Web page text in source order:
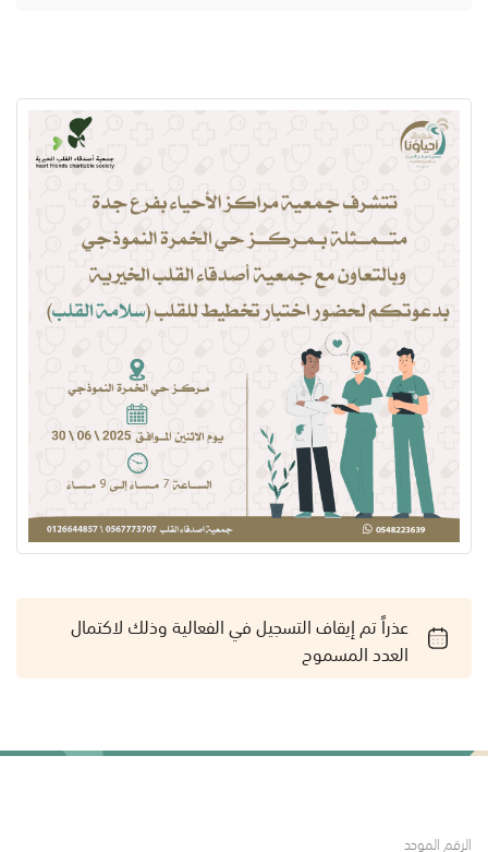
عذراً تم إيقاف التسجيل في الفعالية وذلك لاكتمال
العدد المسموح
الرقم الموحد